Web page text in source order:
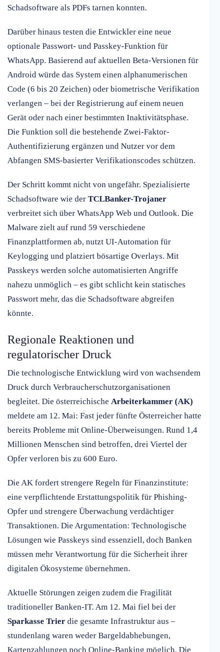
Schadsoftware als PDFs tarnen konnten.
Darüber hinaus testen die Entwickler eine neue
optionale Passwort- und Passkey-Funktion für
WhatsApp. Basierend auf aktuellen Beta-Versionen für
Android würde das System einen alphanumerischen
Code (6 bis 20 Zeichen) oder biometrische Verifikation
verlangen – bei der Registrierung auf einem neuen
Gerät oder nach einer bestimmten Inaktivitätsphase.
Die Funktion soll die bestehende Zwei-Faktor-
Authentifizierung ergänzen und Nutzer vor dem
Abfangen SMS-basierter Verifikationscodes schützen.
Der Schritt kommt nicht von ungefähr. Spezialisierte
Schadsoftware wie der TCLBanker-Trojaner
verbreitet sich über WhatsApp Web und Outlook. Die
Malware zielt auf rund 59 verschiedene
Finanzplattformen ab, nutzt UI-Automation für
Keylogging und platziert bösartige Overlays. Mit
Passkeys werden solche automatisierten Angriffe
nahezu unmöglich – es gibt schlicht kein statisches
Passwort mehr, das die Schadsoftware abgreifen
könnte.
Regionale Reaktionen und
regulatorischer Druck
Die technologische Entwicklung wird von wachsendem
Druck durch Verbraucherschutzorganisationen
begleitet. Die österreichische Arbeiterkammer (AK)
meldete am 12. Mai: Fast jeder fünfte Österreicher hatte
bereits Probleme mit Online-Überweisungen. Rund 1,4
Millionen Menschen sind betroffen, drei Viertel der
Opfer verloren bis zu 600 Euro.
Die AK fordert strengere Regeln für Finanzinstitute:
eine verpflichtende Erstattungspolitik für Phishing-
Opfer und strengere Überwachung verdächtiger
Transaktionen. Die Argumentation: Technologische
Lösungen wie Passkeys sind essenziell, doch Banken
müssen mehr Verantwortung für die Sicherheit ihrer
digitalen Ökosysteme übernehmen.
Aktuelle Störungen zeigen zudem die Fragilität
traditioneller Banken-IT. Am 12. Mai fiel bei der
Sparkasse Trier die gesamte Infrastruktur aus –
stundenlang waren weder Bargeldabhebungen,
Kartenzahlungen noch Online-Banking möglich. Die